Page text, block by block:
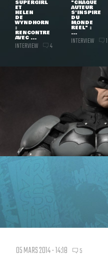
SUPERGIRL
ET
HELEN
DE
WYNDHORN
:
RENCONTRE
AVEC ...
INTERVIEW 4
"CHAQUE
AUTEUR
S'INSPIRE
DU
MONDE
RÉEL" :
...
INTERVIEW 1
05 MARS 2014 - 14:18 5